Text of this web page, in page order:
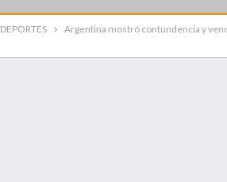
DEPORTES Argentina mostró contundencia y